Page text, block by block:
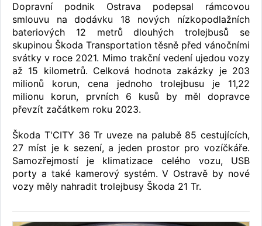
Dopravní podnik Ostrava podepsal rámcovou
smlouvu na dodávku 18 nových nízkopodlažních
bateriových 12 metrů dlouhých trolejbusů se
skupinou Škoda Transportation těsně před vánočními
svátky v roce 2021. Mimo trakční vedení ujedou vozy
až 15 kilometrů. Celková hodnota zakázky je 203
milionů korun, cena jednoho trolejbusu je 11,22
milionu korun, prvních 6 kusů by měl dopravce
převzít začátkem roku 2023.
Škoda T'CITY 36 Tr uveze na palubě 85 cestujících,
27 míst je k sezení, a jeden prostor pro vozíčkáře.
Samozřejmostí je klimatizace celého vozu, USB
porty a také kamerový systém. V Ostravě by nové
vozy měly nahradit trolejbusy Škoda 21 Tr.